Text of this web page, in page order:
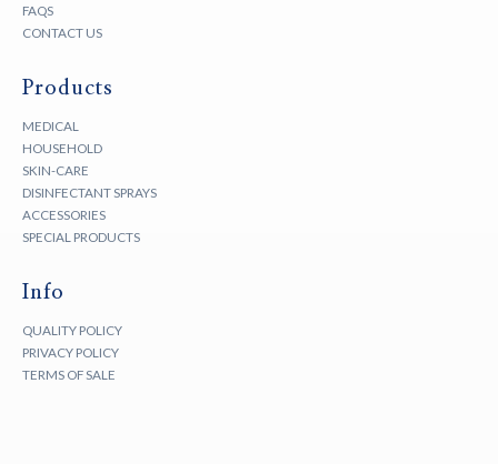
FAQS
CONTACT US
Products
MEDICAL
HOUSEHOLD
SKIN-CARE
DISINFECTANT SPRAYS
ACCESSORIES
SPECIAL PRODUCTS
Info
QUALITY POLICY
PRIVACY POLICY
TERMS OF SALE